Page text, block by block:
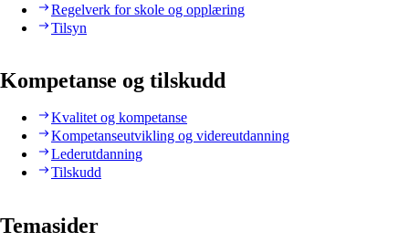
Regelverk for skole og opplæring
Tilsyn
Kompetanse og tilskudd
Kvalitet og kompetanse
Kompetanseutvikling og videreutdanning
Lederutdanning
Tilskudd
Temasider